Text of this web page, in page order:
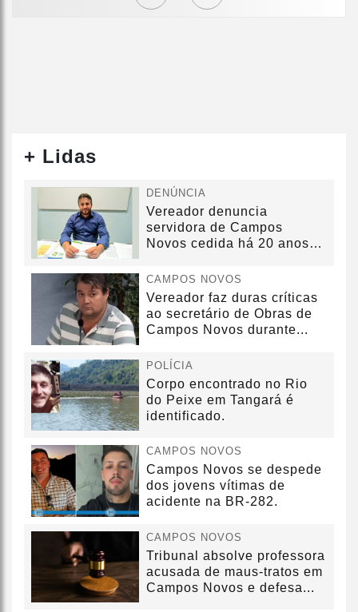
+ Lidas
DENÚNCIA
Vereador denuncia
servidora de Campos
Novos cedida há 20 anos
CAMPOS NOVOS
Vereador faz duras críticas
ao secretário de Obras de
Campos Novos durante...
POLÍCIA
Corpo encontrado no Rio
do Peixe em Tangará é
identificado.
CAMPOS NOVOS
Campos Novos se despede
dos jovens vítimas de
acidente na BR-282.
CAMPOS NOVOS
Tribunal absolve professora
acusada de maus-tratos em
Campos Novos e defesa...